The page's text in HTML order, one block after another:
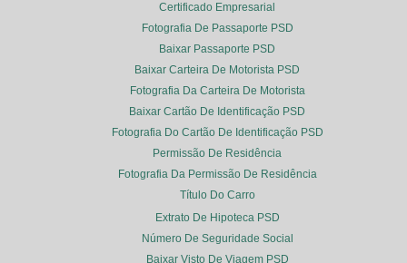
Certificado Empresarial
Fotografia De Passaporte PSD
Baixar Passaporte PSD
Baixar Carteira De Motorista PSD
Fotografia Da Carteira De Motorista
Baixar Cartão De Identificação PSD
Fotografia Do Cartão De Identificação PSD
Permissão De Residência
Fotografia Da Permissão De Residência
Título Do Carro
Extrato De Hipoteca PSD
Número De Seguridade Social
Baixar Visto De Viagem PSD